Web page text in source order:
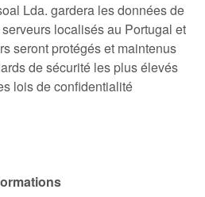
Lda. gardera les données de
localisés au Portugal et
seront protégés et maintenus
de sécurité les plus élevés
lois de confidentialité